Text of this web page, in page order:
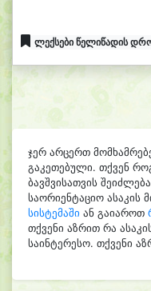
ლექსები წელიწადის
ჯერ არცერთ
გაკეთებული. თქვენ
ბავშვისათვის
საორიენტაციო ასაკის
სისტემაში ან გაიაროთ
თქვენი აზრით რა
საინტერესო. თქვენი